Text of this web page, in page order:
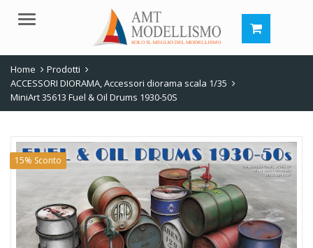
Menu
Home
Prodotti
ACCESSORI DIORAMA,Accessori diorama scala 1/35
MiniArt 35613 Fuel & Oil Drums 1930-50S
15% Sconto